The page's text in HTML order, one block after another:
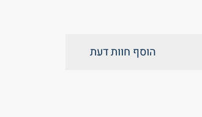
הוסף חוות דעת